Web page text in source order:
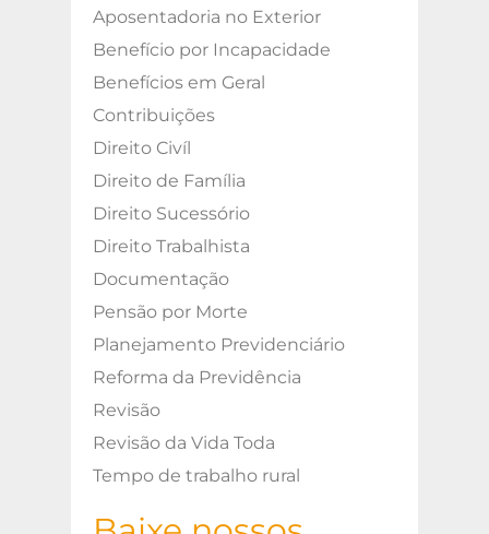
Aposentadoria no Exterior
Benefício por Incapacidade
Benefícios em Geral
Contribuições
Direito Civíl
Direito de Família
Direito Sucessório
Direito Trabalhista
Documentação
Pensão por Morte
Planejamento Previdenciário
Reforma da Previdência
Revisão
Revisão da Vida Toda
Tempo de trabalho rural